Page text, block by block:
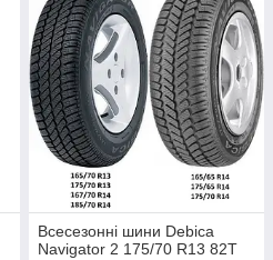
Всесезонні шини Debica
Navigator 2 175/70 R13 82T